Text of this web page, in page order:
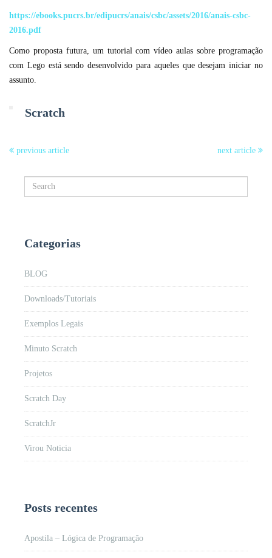
https://ebooks.pucrs.br/edipucrs/anais/csbc/assets/2016/anais-csbc-
2016.pdf
Como proposta futura, um tutorial com vídeo aulas sobre programação
com Lego está sendo desenvolvido para aqueles que desejam iniciar no
assunto.
Scratch
previous article next article
Categorias
BLOG
Downloads/Tutoriais
Exemplos Legais
Minuto Scratch
Projetos
Scratch Day
ScratchJr
Virou Noticia
Posts recentes
Apostila – Lógica de Programação